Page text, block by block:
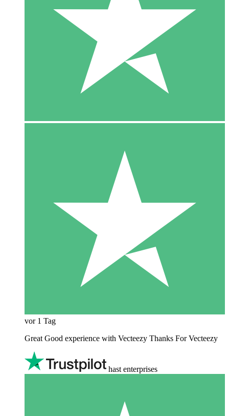
vor 1 Tag
Great Good experience with Vecteezy Thanks For Vecteezy
hast enterprises